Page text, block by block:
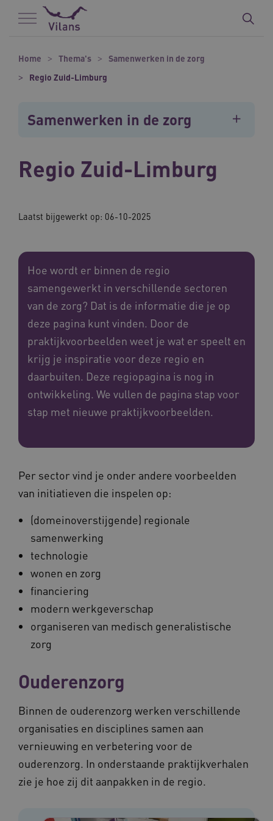
Naar hoofdinhoud
Naar footer
Home Thema's
Samenwerken in de zorg
Regio Zuid-Limburg
Samenwerken in de zorg
Regio Zuid-Limburg
Laatst bijgewerkt op: 06-10-2025
Hoe wordt er binnen de regio
samengewerkt in verschillende sectoren
van de zorg? Dat is de informatie die je op
deze pagina kunt vinden. Door de
praktijkvoorbeelden weet je wat er speelt en
krijg je inspiratie voor deze regio en
daarbuiten. Deze regiopagina is nog in
ontwikkeling. We vullen de pagina stap voor
stap met nieuwe praktijkvoorbeelden.
Per sector vind je onder andere voorbeelden
van initiatieven die inspelen op:
(domeinoverstijgende) regionale
samenwerking
technologie
wonen en zorg
financiering
modern werkgeverschap
organiseren van medisch generalistische
zorg
Ouderenzorg
Binnen de ouderenzorg werken verschillende
organisaties en disciplines samen aan
vernieuwing en verbetering voor de
ouderenzorg. In onderstaande praktijkverhalen
zie je hoe zij dit aanpakken in de regio.